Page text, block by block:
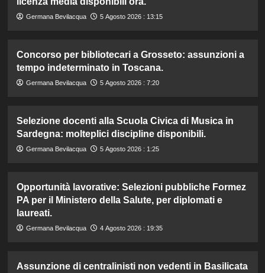
Germana Bevilacqua 5 Agosto 2026 : 13:15
Concorso per bibliotecari a Grosseto: assunzioni a
tempo indeterminato in Toscana.
Germana Bevilacqua 5 Agosto 2026 : 7:20
Selezione docenti alla Scuola Civica di Musica in
Sardegna: molteplici discipline disponibili.
Germana Bevilacqua 5 Agosto 2026 : 1:25
Opportunità lavorative: Selezioni pubbliche Formez
PA per il Ministero della Salute, per diplomati e
laureati.
Germana Bevilacqua 4 Agosto 2026 : 19:35
Assunzione di centralinisti non vedenti in Basilicata